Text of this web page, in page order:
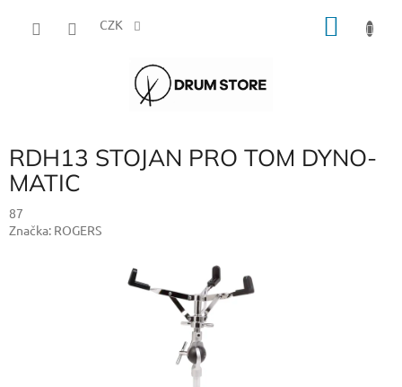
CZK
RDH13 STOJAN PRO TOM DYNO-
MATIC
87
Značka: ROGERS